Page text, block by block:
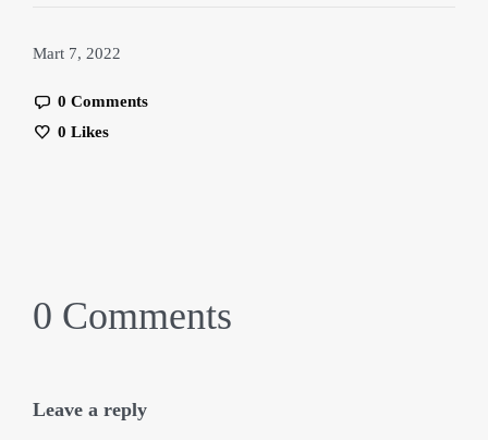
Mart 7, 2022
0 Comments
0 Likes
0 Comments
Leave a reply